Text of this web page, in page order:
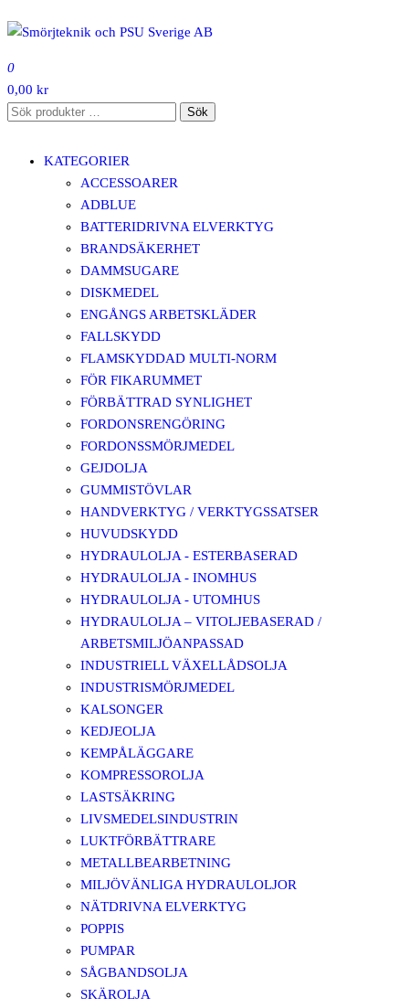
till
innehåll
0
0,00 kr
Sök
Sök
KATEGORIER
ACCESSOARER
ADBLUE
BATTERIDRIVNA ELVERKTYG
BRANDSÄKERHET
DAMMSUGARE
DISKMEDEL
ENGÅNGS ARBETSKLÄDER
FALLSKYDD
FLAMSKYDDAD MULTI-NORM
FÖR FIKARUMMET
FÖRBÄTTRAD SYNLIGHET
FORDONSRENGÖRING
FORDONSSMÖRJMEDEL
GEJDOLJA
GUMMISTÖVLAR
HANDVERKTYG / VERKTYGSSATSER
HUVUDSKYDD
HYDRAULOLJA - ESTERBASERAD
HYDRAULOLJA - INOMHUS
HYDRAULOLJA - UTOMHUS
HYDRAULOLJA – VITOLJEBASERAD /
ARBETSMILJÖANPASSAD
INDUSTRIELL VÄXELLÅDSOLJA
INDUSTRISMÖRJMEDEL
KALSONGER
KEDJEOLJA
KEMPÅLÄGGARE
KOMPRESSOROLJA
LASTSÄKRING
LIVSMEDELSINDUSTRIN
LUKTFÖRBÄTTRARE
METALLBEARBETNING
MILJÖVÄNLIGA HYDRAULOLJOR
NÄTDRIVNA ELVERKTYG
POPPIS
PUMPAR
SÅGBANDSOLJA
SKÄROLJA